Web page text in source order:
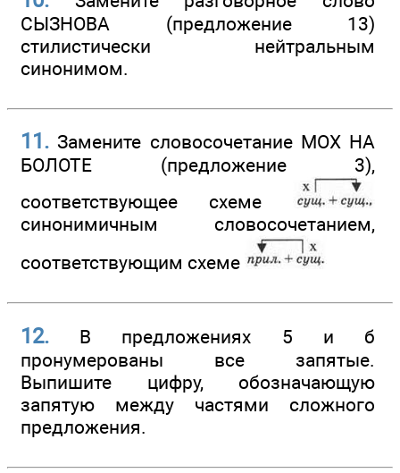
СЫЗНОВА (предложение 13)
стилистически нейтральным
синонимом.
11. Замените словосочетание МОХ НА
БОЛОТЕ (предложение 3),
соответствующее схеме
синонимичным словосочетанием,
соответствующим схеме
12. В предложениях 5 и б
пронумерованы все запятые.
Выпишите цифру, обозначающую
запятую между частями сложного
предложения.